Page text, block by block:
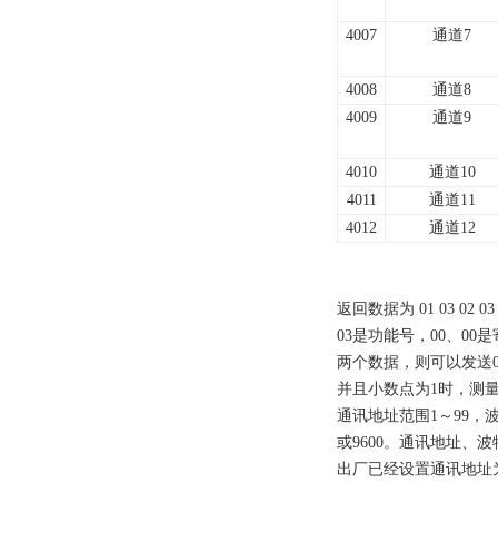
4007 通道7
4008
通道8
4009
通道9
4010
通道10
4011
通道11
4012
通道12
返回数据为 01 03 02
03是功能号，00、00
两个数据，则可以发送
并且小数点为1时，测
通讯地址范围1～99，
或9600。通讯地址、
出厂已经设置通讯地址